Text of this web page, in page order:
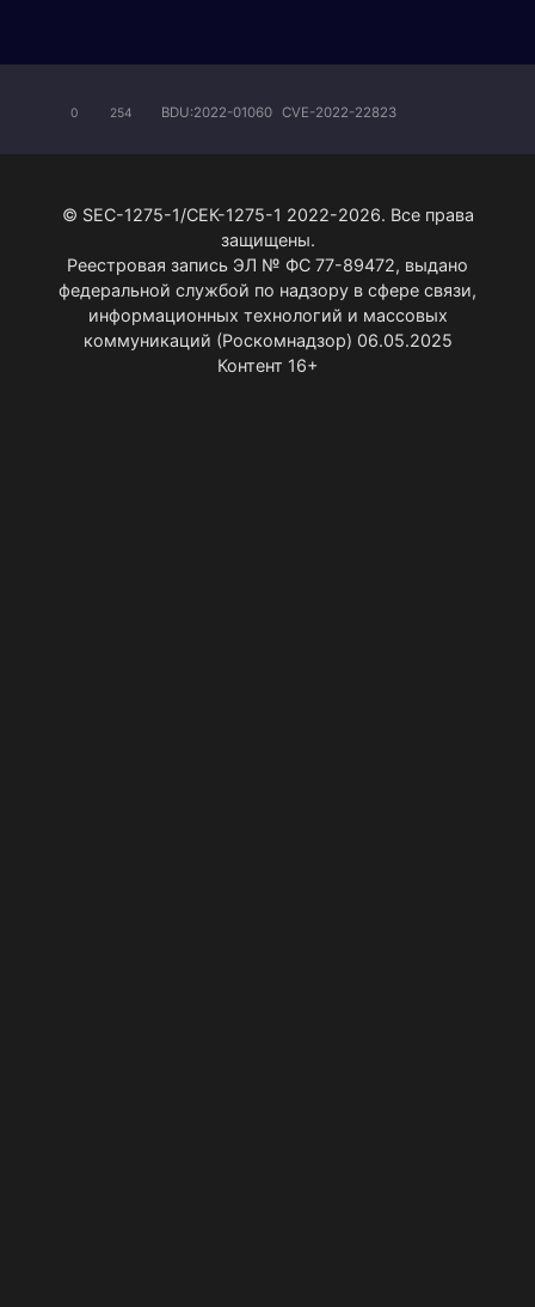
0 254 BDU:2022-01060 CVE-2022-22823
© SEC-1275-1/СЕК-1275-1 2022-2026. Все права
защищены.
Реестровая запись ЭЛ № ФС 77-89472, выдано
федеральной службой по надзору в сфере связи,
информационных технологий и массовых
коммуникаций (Роскомнадзор) 06.05.2025
Контент 16+